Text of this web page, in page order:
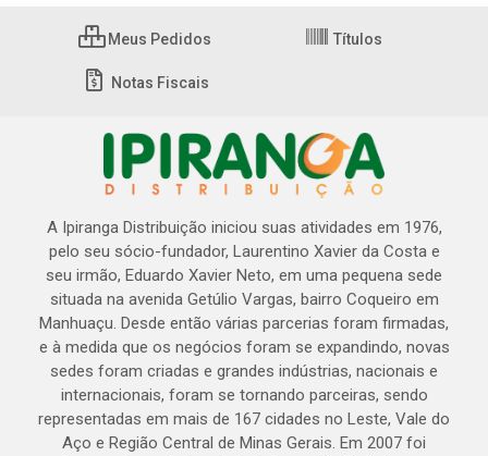
Meus Pedidos Títulos
Notas Fiscais
A Ipiranga Distribuição iniciou suas atividades em 1976,
pelo seu sócio-fundador, Laurentino Xavier da Costa e
seu irmão, Eduardo Xavier Neto, em uma pequena sede
situada na avenida Getúlio Vargas, bairro Coqueiro em
Manhuaçu. Desde então várias parcerias foram firmadas,
e à medida que os negócios foram se expandindo, novas
sedes foram criadas e grandes indústrias, nacionais e
internacionais, foram se tornando parceiras, sendo
representadas em mais de 167 cidades no Leste, Vale do
Aço e Região Central de Minas Gerais. Em 2007 foi